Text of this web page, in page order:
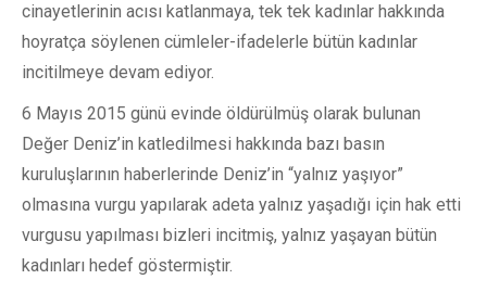
cinayetlerinin acısı katlanmaya, tek tek kadınlar hakkında
hoyratça söylenen cümleler-ifadelerle bütün kadınlar
incitilmeye devam ediyor.
6 Mayıs 2015 günü evinde öldürülmüş olarak bulunan
Değer Deniz’in katledilmesi hakkında bazı basın
kuruluşlarının haberlerinde Deniz’in “yalnız yaşıyor”
olmasına vurgu yapılarak adeta yalnız yaşadığı için hak etti
vurgusu yapılması bizleri incitmiş, yalnız yaşayan bütün
kadınları hedef göstermiştir.